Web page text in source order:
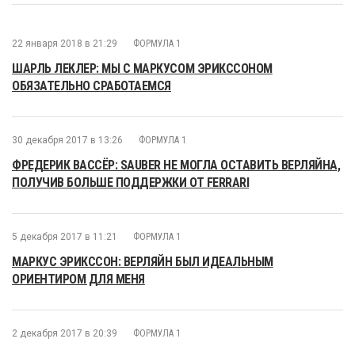
22 января 2018 в 21:29 ФОРМУЛА 1
ШАРЛЬ ЛЕКЛЕР: МЫ С МАРКУСОМ ЭРИКССОНОМ
ОБЯЗАТЕЛЬНО СРАБОТАЕМСЯ
30 декабря 2017 в 13:26 ФОРМУЛА 1
ФРЕДЕРИК ВАССЁР: SAUBER НЕ МОГЛА ОСТАВИТЬ ВЕРЛЯЙНА,
ПОЛУЧИВ БОЛЬШЕ ПОДДЕРЖКИ ОТ FERRARI
5 декабря 2017 в 11:21 ФОРМУЛА 1
МАРКУС ЭРИКССОН: ВЕРЛЯЙН БЫЛ ИДЕАЛЬНЫМ
ОРИЕНТИРОМ ДЛЯ МЕНЯ
2 декабря 2017 в 20:39 ФОРМУЛА 1